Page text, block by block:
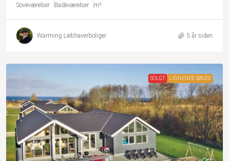
Soveværelser Badeværelser m²
Warming Liebhaverboliger 5 år siden
SOLGT LIGNENDE SØGES